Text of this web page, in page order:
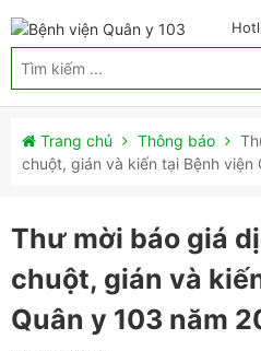
Trang chủ Thông báo
chuột, gián và kiến tại Bệnh
Thư mời báo giá
chuột, gián và
Quân y 103 năm